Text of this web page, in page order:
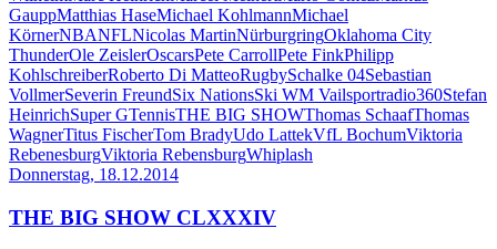
GauppMatthias HaseMichael KohlmannMichael
KörnerNBANFLNicolas MartinNürburgringOklahoma City
ThunderOle ZeislerOscarsPete CarrollPete FinkPhilipp
KohlschreiberRoberto Di MatteoRugbySchalke 04Sebastian
VollmerSeverin FreundSix NationsSki WM Vailsportradio360Stefan
HeinrichSuper GTennisTHE BIG SHOWThomas SchaafThomas
WagnerTitus FischerTom BradyUdo LattekVfL BochumViktoria
RebenesburgViktoria RebensburgWhiplash
Donnerstag, 18.12.2014
THE BIG SHOW CLXXXIV